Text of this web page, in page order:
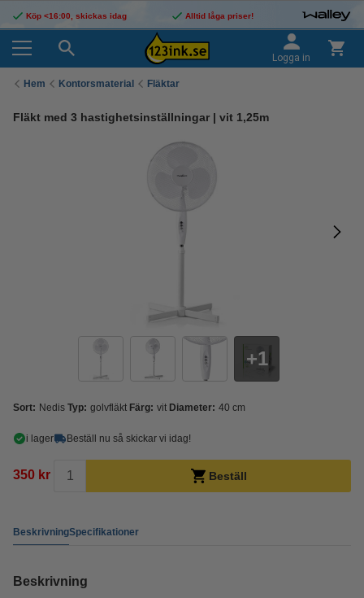
Köp <16:00, skickas idag Alltid låga priser!
Logga in
Hem Kontorsmaterial Fläktar
Fläkt med 3 hastighetsinställningar | vit 1,25m
1
Sort: Nedis Typ: golvfläkt Färg: vit Diameter: 40 cm
i lager Beställ nu så skickar vi idag!
350 kr Beställ
BeskrivningSpecifikationer
Beskrivning